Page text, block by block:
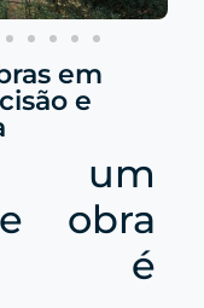
em
e
um
obra
é